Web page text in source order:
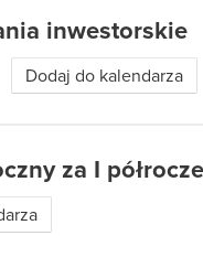
inwestorskie
Dodaj do kalendarza
za I